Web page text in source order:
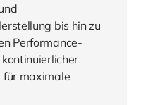
bis hin zu
Performance-
für maximale